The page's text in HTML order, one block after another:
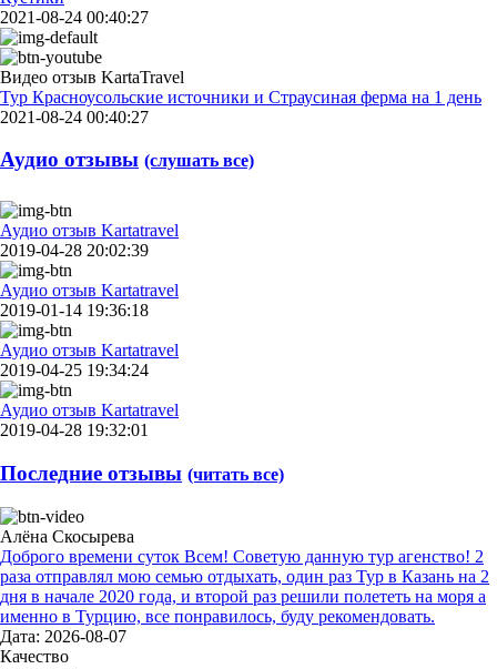
2021-08-24 00:40:27
Видео отзыв KartaTravel
Тур Красноусольские источники и Страусиная ферма на 1 день
2021-08-24 00:40:27
Аудио отзывы (слушать все)
Аудио отзыв Kartatravel
2019-04-28 20:02:39
Аудио отзыв Kartatravel
2019-01-14 19:36:18
Аудио отзыв Kartatravel
2019-04-25 19:34:24
Аудио отзыв Kartatravel
2019-04-28 19:32:01
Последние отзывы (читать все)
Алёна Скосырева
Доброго времени суток Всем! Советую данную тур агенство! 2
раза отправлял мою семью отдыхать, один раз Тур в Казань на 2
дня в начале 2020 года, и второй раз решили полететь на моря а
именно в Турцию, все понравилось, буду рекомендовать.
Дата: 2026-08-07
Качество